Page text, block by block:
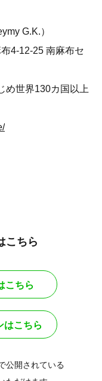
G.K.）
4-12-25 南麻布セ
め世界130カ国以上
こちら
こちら
はこちら
公開されている